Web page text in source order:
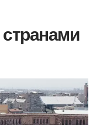
странами